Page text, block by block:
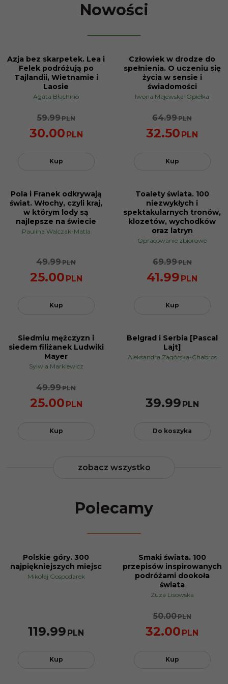
Nowości
NOWOŚĆ
BESTSELLER
PROMOCJA
Azja bez skarpetek. Lea i
Felek podróżują po
Tajlandii, Wietnamie i
Laosie
Agata Błachnio
59.99PLN
30.00 PLN
Kup
NOWOŚĆ
PROMOCJA
Człowiek w drodze do
spełnienia. O uczeniu się
życia w sensie i
świadomości
Iwona Majewska-Opiełka
64.99PLN
32.50 PLN
Kup
NOWOŚĆ
PROMOCJA
Pola i Franek odkrywają
świat. Włochy, czyli kraj,
w którym lody są
najlepsze na świecie
Paulina Walczak-Matla
49.99PLN
25.00 PLN
Kup
NOWOŚĆ
PROMOCJA
Toalety świata. 100
niezwykłych i
spektakularnych tronów,
klozetów, wychodków
oraz latryn
Opracowanie zbiorowe
69.99PLN
41.99 PLN
Kup
NOWOŚĆ
Siedmiu mężczyzn i
siedem filiżanek Ludwiki
Mayer
Sylwia Markiewicz
49.99PLN
25.00 PLN
Kup
Belgrad i Serbia [Pascal
Lajt]
Aleksandra Zagórska-Chabros
39.99 PLN
Do koszyka
zobacz wszystko
Polecamy
Polskie góry. 300
najpiękniejszych miejsc
Mikołaj Gospodarek
119.99 PLN
Kup
PROMOCJA
Smaki świata. 100
przepisów inspirowanych
podróżami dookoła
świata
Zuza Lisowska
50.00PLN
32.00 PLN
Kup